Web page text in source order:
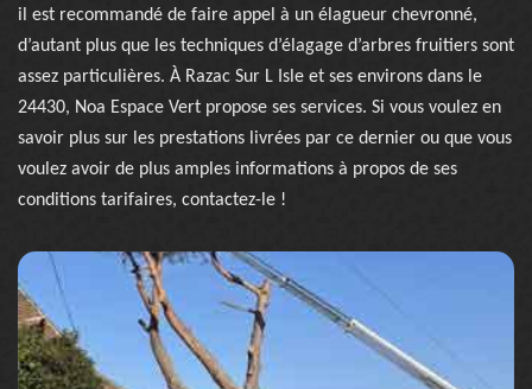
il est recommandé de faire appel à un élagueur chevronné,
d’autant plus que les techniques d’élagage d’arbres fruitiers sont
assez particulières. À Razac Sur L Isle et ses environs dans le
24430, Noa Espace Vert propose ses services. Si vous voulez en
savoir plus sur les prestations livrées par ce dernier ou que vous
voulez avoir de plus amples informations à propos de ses
conditions tarifaires, contactez-le !